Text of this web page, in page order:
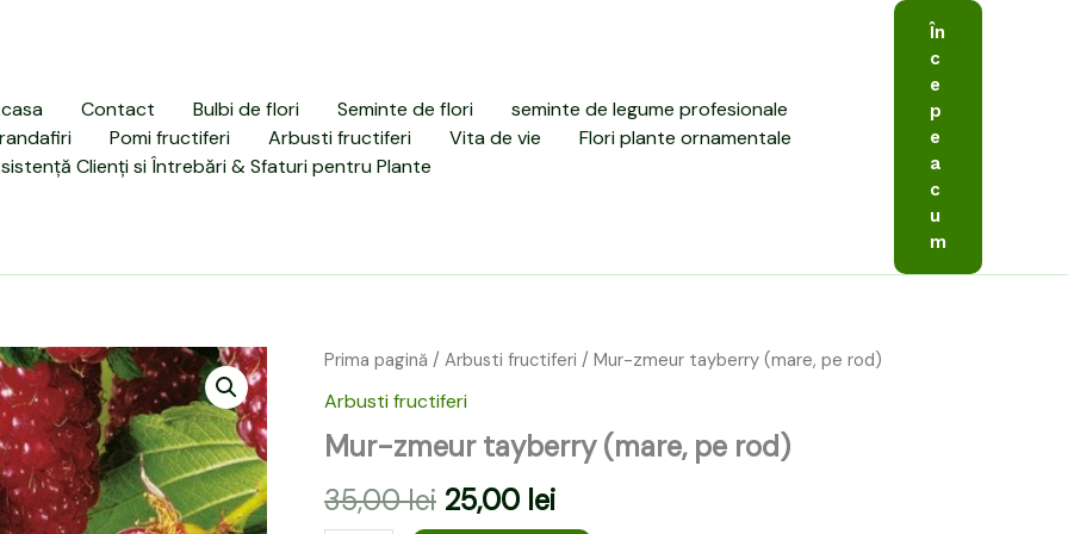
Contact Bulbi de flori Seminte de flori
seminte de legume profesionale
Pomi fructiferi Arbusti fructiferi Vita de vie
Flori plante ornamentale
Clienți si Întrebări & Sfaturi pentru Plante
În
c
e
p
e
a
c
u
m
Prima pagină / Arbusti fructiferi / Mur-zmeur tayberry (mare, pe rod)
Arbusti fructiferi
Mur-zmeur tayberry (mare, pe rod)
35,00lei
Prețul
inițial
a
fost:
25,00 lei
Prețul
este:
25,00 lei.
Cantitate
zmeur
tayberry
(mare,
rod)